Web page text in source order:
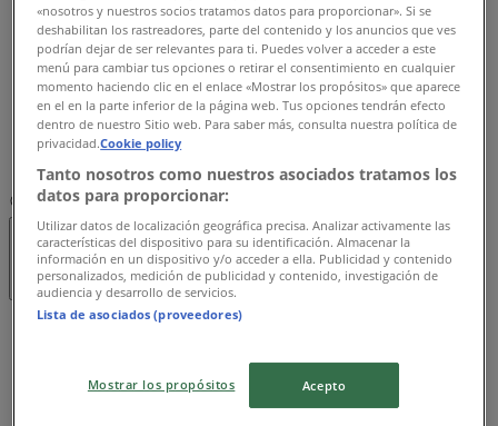
Csütörtök
08:00 - 12:00
Péntek
07:45 - 12:30
Szombat
Zárva
Térkép
(1) 3666-388
Zárva
«nosotros y nuestros socios tratamos datos para proporcionar». Si se
deshabilitan los rastreadores, parte del contenido y los anuncios que ves
podrían dejar de ser relevantes para ti. Puedes volver a acceder a este
menú para cambiar tus opciones o retirar el consentimiento en cualquier
momento haciendo clic en el enlace «Mostrar los propósitos» que aparece
en el en la parte inferior de la página web. Tus opciones tendrán efecto
dentro de nuestro Sitio web. Para saber más, consulta nuestra política de
privacidad.Cookie policy
Tanto nosotros como nuestros asociados tratamos los
datos para proporcionar:
Utilizar datos de localización geográfica precisa. Analizar activamente las
características del dispositivo para su identificación. Almacenar la
información en un dispositivo y/o acceder a ella. Publicidad y contenido
personalizados, medición de publicidad y contenido, investigación de
audiencia y desarrollo de servicios.
Lista de asociados (proveedores)
Mostrar los propósitos Acepto